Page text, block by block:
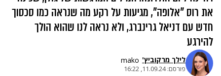
את רוס "אלופה", מגיעות על רקע מה שנראה כמו סכסוך
חדש עם דניאל גרינברג, ולא נראה לנו שהוא הולך
להירגע
לילך מרקוביץ' mako
פורסם:11.09.24, 16:22